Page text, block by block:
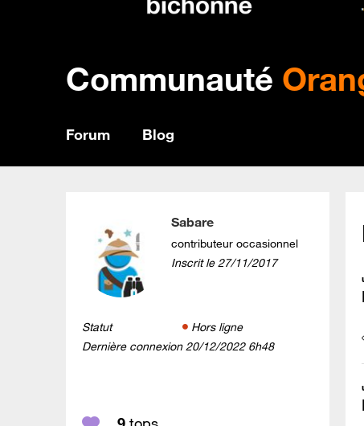
Communauté
Forum Blog
Sabare
contributeur occasionnel
Inscrit le‎27/11/2017
Statut
Hors ligne
Dernière connexion ‎20/12/2022 6h48